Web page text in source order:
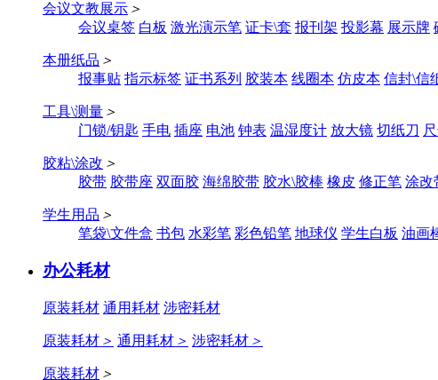
会议文教展示 ＞
会议桌签 白板 激光演示笔 证卡\套 报刊架 投影幕 展示牌
本册纸品 ＞
报事贴 指示标签 证书系列 胶装本 线圈本 仿皮本 信封\信
工具\测量 ＞
门锁/钥匙 手电 插座 电池 钟表 温湿度计 放大镜 切纸刀
胶粘\涂改 ＞
胶带 胶带座 双面胶 海绵胶带 胶水\胶棒 橡皮 修正笔 涂改
学生用品 ＞
笔袋\文件盒 书包 水彩笔 彩色铅笔 地球仪 学生白板 油画
办公耗材
原装耗材 通用耗材 涉密耗材
原装耗材 ＞ 通用耗材 ＞ 涉密耗材 ＞
原装耗材 ＞